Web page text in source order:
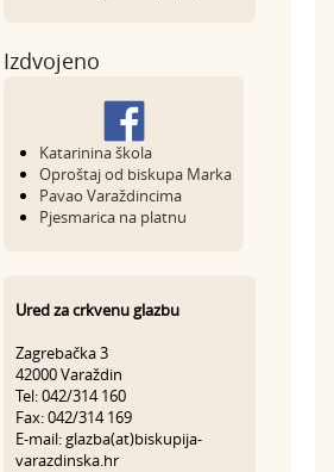
Izdvojeno
Katarinina škola
Oproštaj od biskupa Marka
Pavao Varaždincima
Pjesmarica na platnu
Ured za crkvenu glazbu
Zagrebačka 3
42000 Varaždin
Tel: 042/314 160
Fax: 042/314 169
E-mail: glazba(at)biskupija-
varazdinska.hr